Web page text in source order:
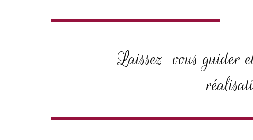
Laissez-vous guider